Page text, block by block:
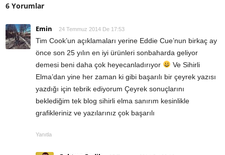
6 Yorumlar
Emin 24 Temmuz 2014 De 17:53
Tim Cook’un açıklamaları yerine Eddie Cue’nun birkaç ay
önce son 25 yılın en iyi ürünleri sonbaharda geliyor
demesi beni daha çok heyecanladırıyor
Ve Sihirli
Elma’dan yine her zaman ki gibi başarılı bir çeyrek yazısı
yazdığı için tebrik ediyorum Çeyrek sonuçlarını
beklediğim tek blog sihirli elma sanırım kesinlikle
grafikleriniz ve yazılarınız çok başarılı
Yanıtla